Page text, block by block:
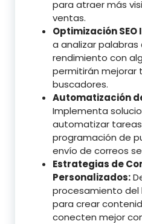
para atraer más
ventas.
Optimización
a analizar
rendimiento con
permitirán mejorar
buscadores.
Automatización
Implementa
automatizar
programación de
envío de correos
Estrategias de
Personalizados:
procesamiento del
para crear
conecten mejor